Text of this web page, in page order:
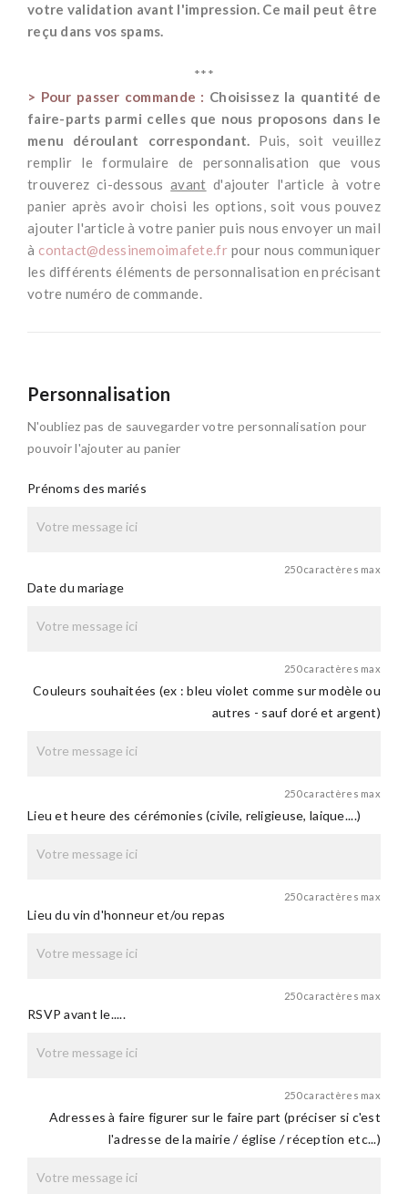
votre validation avant l'impression. Ce mail peut être
reçu dans vos spams.
***
> Pour passer commande : Choisissez la quantité de
faire-parts parmi celles que nous proposons dans le
menu déroulant correspondant. Puis, soit veuillez
remplir le formulaire de personnalisation que vous
trouverez ci-dessousavant d'ajouter l'article à votre
panier après avoir choisi les options, soit vous pouvez
ajouter l'article à votre panier puis nous envoyer un mail
à contact@dessinemoimafete.frpour nous communiquer
les différents éléments de personnalisation en précisant
votre numéro de commande.
Personnalisation
N'oubliez pas de sauvegarder votre personnalisation pour
pouvoir l'ajouter au panier
Prénoms des mariés
250 caractères max
Date du mariage
250 caractères max
Couleurs souhaitées (ex : bleu violet comme sur modèle ou
autres - sauf doré et argent)
250 caractères max
Lieu et heure des cérémonies (civile, religieuse, laique....)
250 caractères max
Lieu du vin d'honneur et/ou repas
250 caractères max
RSVP avant le.....
250 caractères max
Adresses à faire figurer sur le faire part (préciser si c'est
l'adresse de la mairie / église / réception etc...)